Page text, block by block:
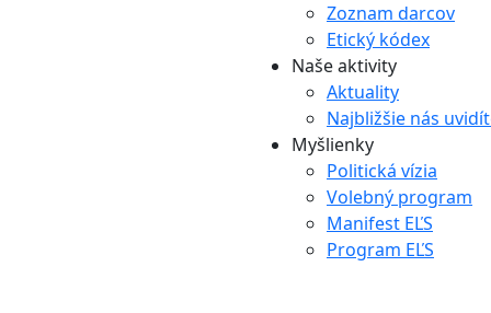
Zoznam darcov
Etický kódex
Naše aktivity
Aktuality
Najbližšie nás
Myšlienky
Politická vízia
Volebný program
Manifest EĽS
Program EĽS